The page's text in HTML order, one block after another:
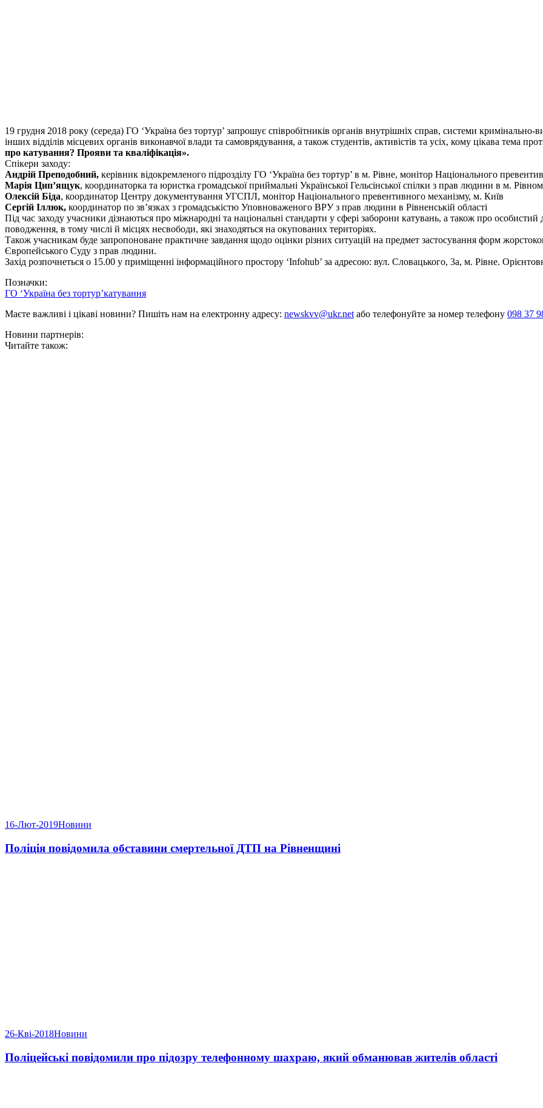
19 грудня 2018 року (середа) ГО ‘Україна без тортур’ запрошує співробітників органів внутрішніх справ, системи кримінально-
інших відділів місцевих органів виконавчої влади та самоврядування, а також студентів, активістів та усіх, кому цікава тема
про катування? Прояви та кваліфікація».
Спікери заходу:
Андрій Преподобний, керівник відокремленого підрозділу ГО ‘Україна без тортур’ в м. Рівне, монітор Національного
Марія Цип’ящук, координаторка та юристка громадської приймальні Української Гельсінської спілки з прав людини в м.
Олексій Біда, координатор Центру документування УГСПЛ, монітор Національного превентивного механізму, м. Київ
Сергій Іллюк, координатор по зв’язках з громадськістю Уповноваженого ВРУ з прав людини в Рівненській області
Під час заходу учасники дізнаються про міжнародні та національні стандарти у сфері заборони катувань, а також про
поводження, в тому числі й місцях несвободи, які знаходяться на окупованих територіях.
Також учасникам буде запропоноване практичне завдання щодо оцінки різних ситуацій на предмет застосування форм
Європейського Суду з прав людини.
Захід розпочнеться о 15.00 у приміщенні інформаційного простору ‘Infohub’ за адресою: вул. Словацького, 3а, м. Рівне.
Позначки:
ГО ‘Україна без тортур’катування
Маєте важливі і цікаві новини? Пишіть нам на електронну адресу: newskvv@ukr.netабо телефонуйте за номер телефону 098 37
Новини партнерів:
Читайте також:
16-Лют-2019Новини
Поліція повідомила обставини смертельної ДТП на Рівненщині
26-Кві-2018Новини
Поліцейські повідомили про підозру телефонному шахраю, який обманював жителів області